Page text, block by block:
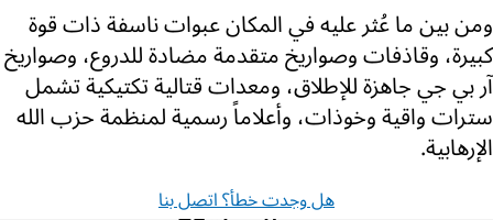
ومن بين ما عُثر عليه في المكان عبوات ناسفة ذات قوة
كبيرة، وقاذفات وصواريخ متقدمة مضادة للدروع، وصواريخ
آر بي جي جاهزة للإطلاق، ومعدات قتالية تكتيكية تشمل
سترات واقية وخوذات، وأعلاماً رسمية لمنظمة حزب الله
الإرهابية.
هل وجدت خطأ؟ اتصل بنا